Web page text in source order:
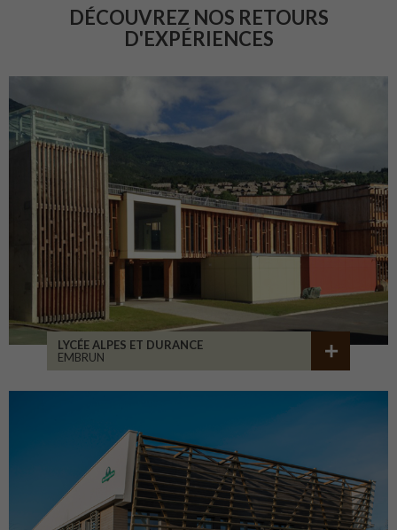
DÉCOUVREZ NOS RETOURS
D'EXPÉRIENCES
LYCÉE ALPES ET DURANCE
EMBRUN